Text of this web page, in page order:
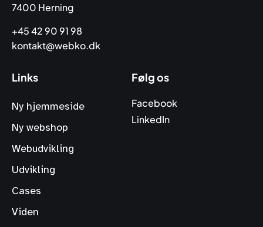
7400 Herning
+45 42 90 91 98
kontakt@webko.dk
Links
Ny hjemmeside
Ny webshop
Webudvikling
Udvikling
Cases
Viden
Følg os
Facebook
LinkedIn